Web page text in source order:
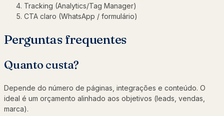
Tracking (Analytics/Tag Manager)
CTA claro (WhatsApp / formulário)
Perguntas frequentes
Quanto custa?
Depende do número de páginas, integrações e conteúdo. O
ideal é um orçamento alinhado aos objetivos (leads, vendas,
marca).